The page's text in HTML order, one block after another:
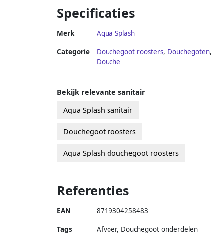
Specificaties
Merk Aqua Splash
Categorie Douchegoot roosters, Douchegoten,
Douche
Bekijk relevante sanitair
Aqua Splash sanitair
Douchegoot roosters
Aqua Splash douchegoot roosters
Referenties
EAN 8719304258483
Tags
Afvoer, Douchegoot onderdelen